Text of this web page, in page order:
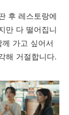
후 레스토랑에
만 다 떨어집니
가고 싶어서
해 거절합니다.